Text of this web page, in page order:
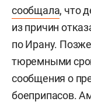
сообщала, что
из причин
по Ирану.
тюремными
сообщения о
боеприпасов.